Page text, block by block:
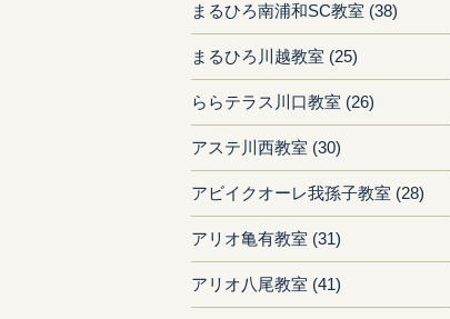
まるひろ南浦和SC教室 (38)
まるひろ川越教室 (25)
ららテラス川口教室 (26)
アステ川西教室 (30)
アビイクオーレ我孫子教室 (28)
アリオ亀有教室 (31)
アリオ八尾教室 (41)